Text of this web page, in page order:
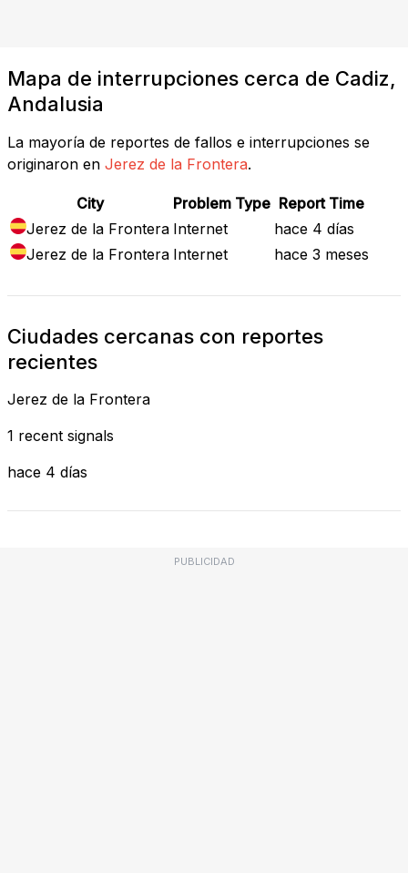
Mapa de interrupciones cerca de Cadiz,
Andalusia
La mayoría de reportes de fallos e interrupciones se
originaron en Jerez de la Frontera.
City Problem Type Report Time
Jerez de la Frontera Internet
hace 4 días
Jerez de la Frontera Internet hace 3 meses
Ciudades cercanas con reportes
recientes
Jerez de la Frontera
1 recent signals
hace 4 días
PUBLICIDAD